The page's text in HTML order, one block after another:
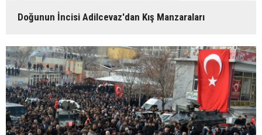
Doğunun İncisi Adilcevaz'dan Kış Manzaraları